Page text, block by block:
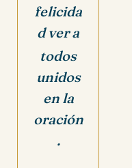
felicida
d ver a
todos
unidos
en la
oración
.